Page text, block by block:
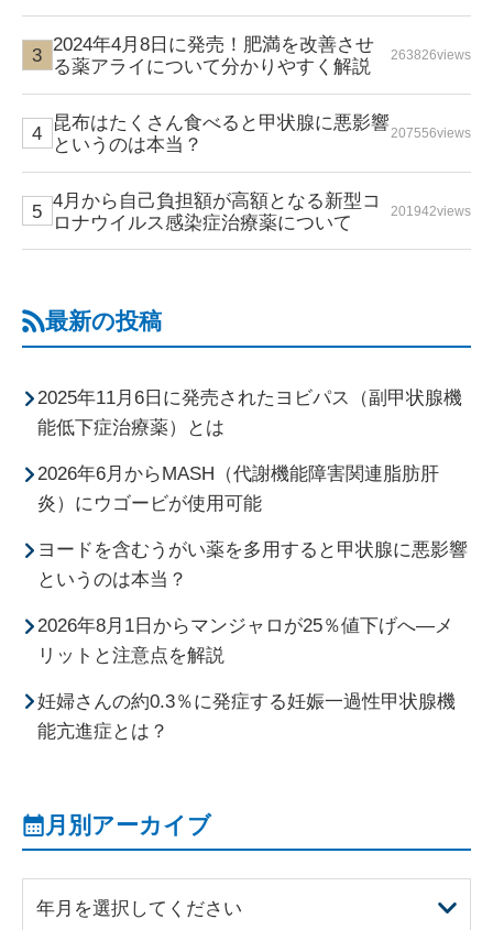
2024年4月8日に発売！肥満を改善させ
る薬アライについて分かりやすく解説
263826views
昆布はたくさん食べると甲状腺に悪影響
というのは本当？
207556views
4月から自己負担額が高額となる新型コ
ロナウイルス感染症治療薬について
201942views
最新の投稿
2025年11月6日に発売されたヨビパス（副甲状腺機
能低下症治療薬）とは
2026年6月からMASH（代謝機能障害関連脂肪肝
炎）にウゴービが使用可能
ヨードを含むうがい薬を多用すると甲状腺に悪影響
というのは本当？
2026年8月1日からマンジャロが25％値下げへ―メ
リットと注意点を解説
妊婦さんの約0.3％に発症する妊娠一過性甲状腺機
能亢進症とは？
月別アーカイブ
年月を選択してください